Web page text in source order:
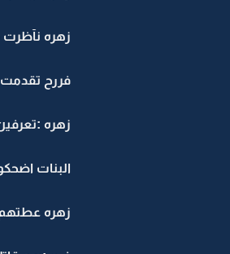
زهره
فررح
زهره
البنات
زهره